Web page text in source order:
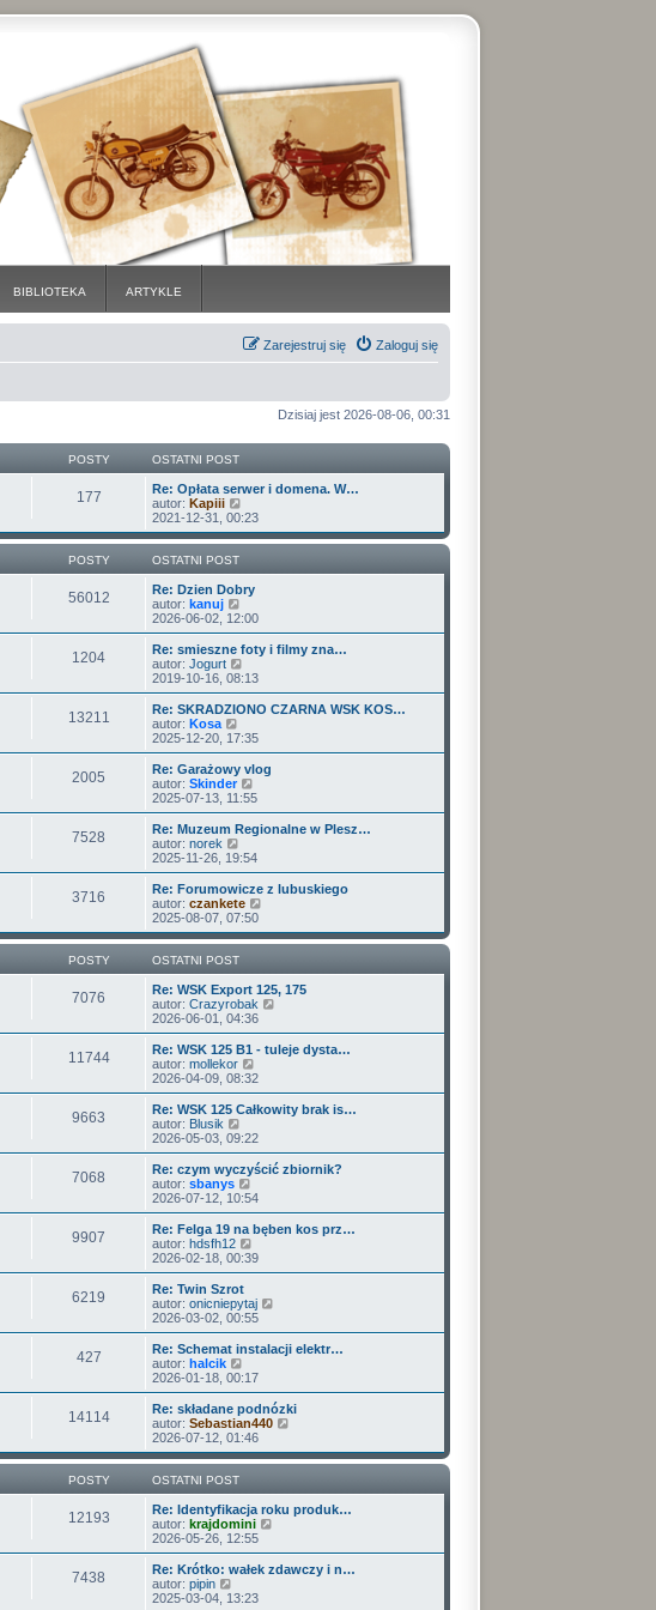
BIBLIOTEKA ARTYKLE
Zaloguj się
Zarejestruj się
Dzisiaj jest 2026-08-06, 00:31
POSTY OSTATNI POST
177
Re: Opłata serwer i domena. W…
autor: Kapiii
y
ś
w
e
t
n
a
j
o
s
z
y
p
s
t
2021-12-31, 00:23
POSTY OSTATNI POST
56012
Re: Dzien Dobry
autor: kanuj
y
ś
w
i
e
l
n
a
j
o
w
s
z
y
o
s
t
2026-06-02, 12:00
1204
Re: smieszne foty i filmy zna…
autor: Jogurt
y
ś
w
e
n
a
j
o
s
z
y
p
o
s
2019-10-16, 08:13
13211
Re: SKRADZIONO CZARNA WSK KOS…
autor: Kosa
y
ś
w
e
l
n
a
j
o
w
s
z
s
t
2025-12-20, 17:35
2005
Re: Garażowy vlog
autor: Skinder
y
ś
w
i
e
n
a
j
n
s
z
y
p
s
2025-07-13, 11:55
7528
Re: Muzeum Regionalne w Plesz…
autor: norek
y
ś
w
i
e
l
a
j
n
o
s
z
y
p
s
2025-11-26, 19:54
3716
Re: Forumowicze z lubuskiego
autor: czankete
ś
w
e
t
l
a
j
z
s
2025-08-07, 07:50
POSTY OSTATNI POST
7076
Re: WSK Export 125, 175
autor: Crazyrobak
ś
w
n
n
o
z
y
s
2026-06-01, 04:36
11744
Re: WSK 125 B1 - tuleje dysta…
autor: mollekor
y
ś
w
e
l
n
a
j
o
s
z
p
o
s
t
2026-04-09, 08:32
9663
Re: WSK 125 Całkowity brak is…
autor: Blusik
y
ś
w
i
e
n
a
j
o
w
s
z
y
p
o
s
t
2026-05-03, 09:22
7068
Re: czym wyczyścić zbiornik?
autor: sbanys
y
ś
w
e
n
a
j
o
s
z
y
p
o
s
2026-07-12, 10:54
9907
Re: Felga 19 na bęben kos prz…
autor: hdsfh12
y
ś
i
e
n
a
j
o
w
s
z
s
t
2026-02-18, 00:39
6219
Re: Twin Szrot
autor: onicniepytaj
ś
w
l
n
a
n
s
z
s
2026-03-02, 00:55
427
Re: Schemat instalacji elektr…
autor: halcik
y
ś
w
i
e
l
a
j
n
o
s
z
y
p
2026-01-18, 00:17
14114
Re: składane podnózki
autor: Sebastian440
ś
w
e
t
a
j
2026-07-12, 01:46
POSTY OSTATNI POST
12193
Re: Identyfikacja roku produk…
autor: krajdomini
ś
w
2026-05-26, 12:55
7438
Re: Krótko: wałek zdawczy i n…
autor: pipin
y
2025-03-04, 13:23